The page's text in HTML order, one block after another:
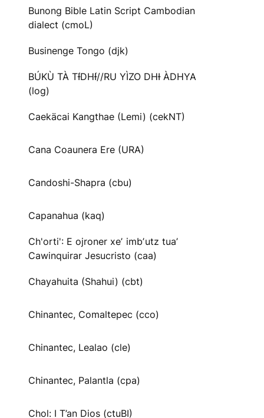
Bunong Bible Latin Script Cambodian
dialect (cmoL)
Businenge Tongo (djk)
BÚKÙ TÀ TƗ́DHƗ́//RU YÌZO DHƗ ÀDHYA
(log)
Caekäcai Kangthae (Lemi) (cekNT)
Cana Coaunera Ere (URA)
Candoshi-Shapra (cbu)
Capanahua (kaq)
Ch'orti': E ojroner xeʼ imbʼutz tuaʼ
Cawinquirar Jesucristo (caa)
Chayahuita (Shahui) (cbt)
Chinantec, Comaltepec (cco)
Chinantec, Lealao (cle)
Chinantec, Palantla (cpa)
Chol: I T’an Dios (ctuBI)